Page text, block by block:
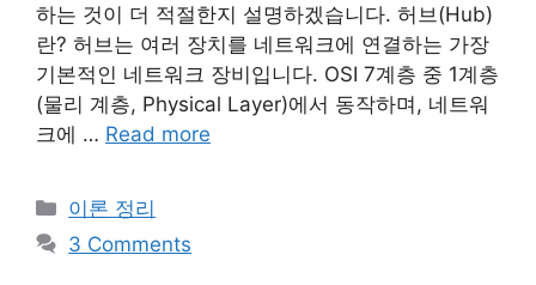
하는 것이 더 적절한지 설명하겠습니다. 허브(Hub)
란? 허브는 여러 장치를 네트워크에 연결하는 가장
기본적인 네트워크 장비입니다. OSI 7계층 중 1계층
(물리 계층, Physical Layer)에서 동작하며, 네트워
크에 … Read more
Categories
이론 정리
3 Comments